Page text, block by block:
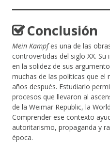
Conclusión
Mein Kampfes una de las
controvertidas del siglo XX.
en la solidez de sus
muchas de las políticas que el
años después. Estudiarlo
procesos que llevaron al
de la Weimar Republic, la
Comprender ese contexto
autoritarismo, propaganda y
época.